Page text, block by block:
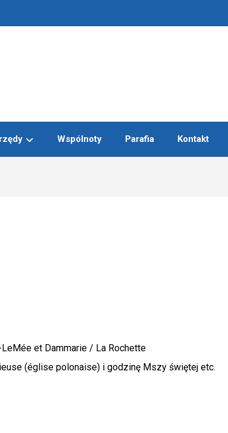
Wspólnoty Parafia Kontakt
et Dammarie / La Rochette
(église polonaise) i godzinę Mszy świętej etc.